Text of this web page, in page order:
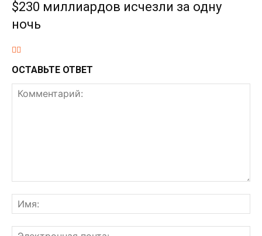
$230 миллиардов исчезли за одну
ночь
ОСТАВЬТЕ ОТВЕТ